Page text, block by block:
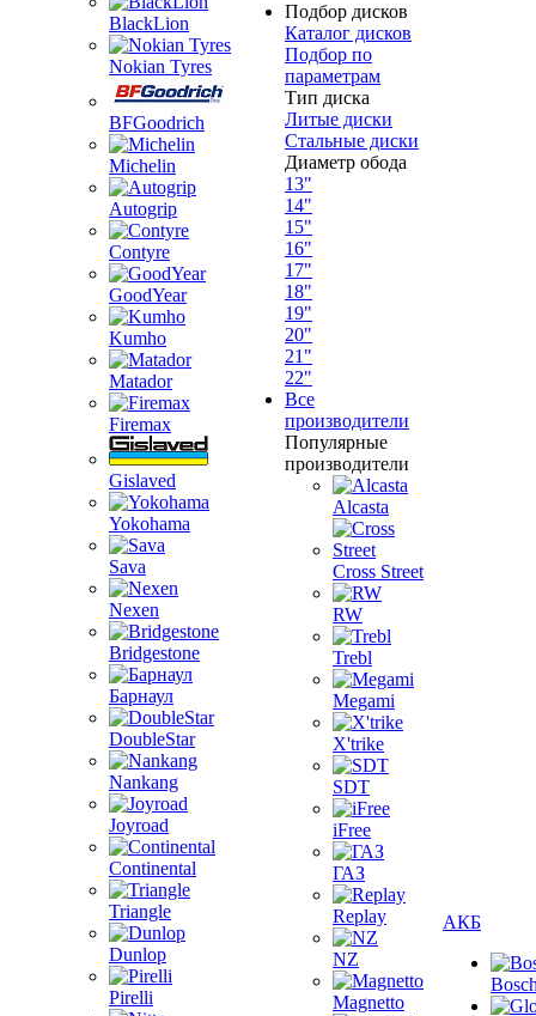
BlackLion
Nokian Tyres
BFGoodrich
Michelin
Autogrip
Contyre
GoodYear
Kumho
Matador
Firemax
Gislaved
Yokohama
Sava
Nexen
Bridgestone
Барнаул
DoubleStar
Nankang
Joyroad
Continental
Triangle
Dunlop
Pirelli
Подбор дисков
Каталог дисков
Подбор по
параметрам
Тип диска
Литые диски
Стальные диски
Диаметр обода
13"
14"
15"
16"
17"
18"
19"
20"
21"
22"
Все
производители
Популярные
производители
Alcasta
Cross Street
RW
Trebl
Megami
X'trike
SDT
iFree
ГАЗ
Replay
NZ
Magnetto
АКБ